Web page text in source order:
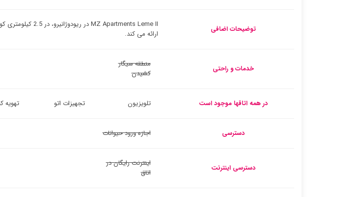
توضیحات اضافی
ارائه می کند.
خدمات و راحتی
منطقه سیگار
کشیدن
در همه اتاقها موجود است تلویزیون تجهیزات اتو تهویه
دسترسی اجازه ورود حیوانات
دسترسی اینترنت
اینترنت رایگان در
اتاق